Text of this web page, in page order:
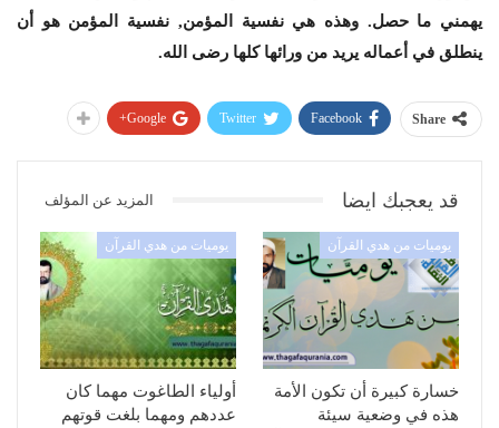
يهمني ما حصل. وهذه هي نفسية المؤمن, نفسية المؤمن هو أن
ينطلق في أعماله يريد من ورائها كلها رضى الله.
Share
Facebook
Twitter
Google+
قد يعجبك ايضا المزيد عن المؤلف
يوميات من هدي القرآن
خسارة كبيرة أن تكون الأمة
هذه في وضعية سيئة
يوميات من هدي القرآن
أولياء الطاغوت مهما كان
عددهم ومهما بلغت قوتهم